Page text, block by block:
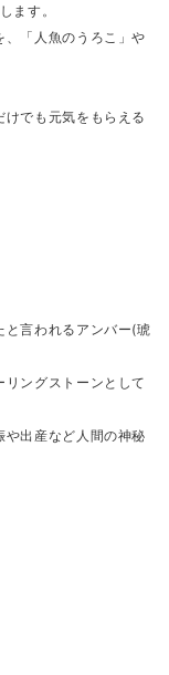
ます。
、「人魚のうろこ」や
でも元気をもらえる
と言われるアンバー(琥
ングストーンとして
や出産など人間の神秘